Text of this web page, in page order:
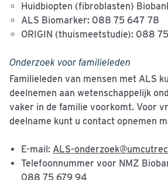
Huidbiopten (fibroblasten)
ALS Biomarker: 088 75 647 78
ORIGIN (thuismeetstudie): 088 75
Onderzoek voor familieleden
Familieleden van mensen met ALS
deelnemen aan wetenschappelijk
vaker in de familie voorkomt. Voor
deelname kunt u contact opnemen
E-mail: ALS-
Telefoonnummer voor NMZ
088 75 679 94